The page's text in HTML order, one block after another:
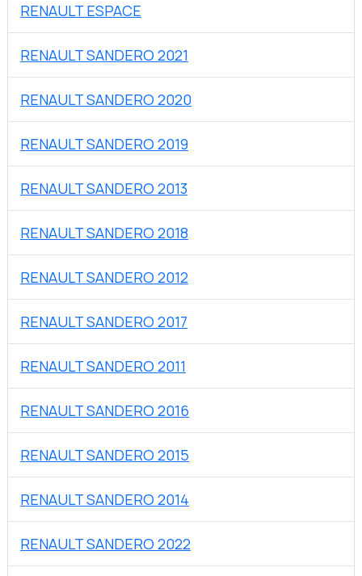
RENAULT ESPACE
RENAULT SANDERO 2021
RENAULT SANDERO 2020
RENAULT SANDERO 2019
RENAULT SANDERO 2013
RENAULT SANDERO 2018
RENAULT SANDERO 2012
RENAULT SANDERO 2017
RENAULT SANDERO 2011
RENAULT SANDERO 2016
RENAULT SANDERO 2015
RENAULT SANDERO 2014
RENAULT SANDERO 2022